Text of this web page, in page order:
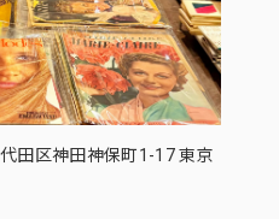
田区神田神保町1-17 東京